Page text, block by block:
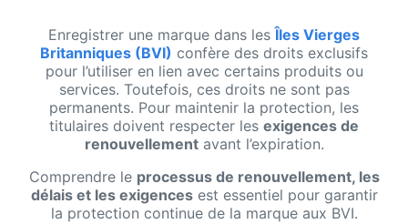
Enregistrer une marque dans lesÎles Vierges
Britanniques (BVI) confère des droits exclusifs
pour l’utiliser en lien avec certains produits ou
services. Toutefois, ces droits ne sont pas
permanents. Pour maintenir la protection, les
titulaires doivent respecter les exigences de
renouvellementavant l’expiration.
Comprendre le processus de renouvellement, les
délais et les exigencesest essentiel pour garantir
la protection continue de la marque aux BVI.